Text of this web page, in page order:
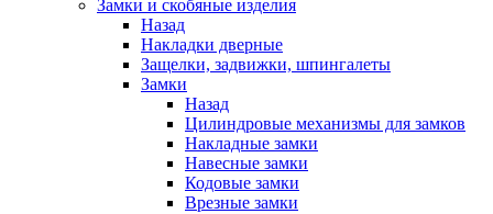
Замки и скобяные изделия
Назад
Накладки дверные
Защелки, задвижки, шпингалеты
Замки
Назад
Цилиндровые механизмы для замков
Накладные замки
Навесные замки
Кодовые замки
Врезные замки